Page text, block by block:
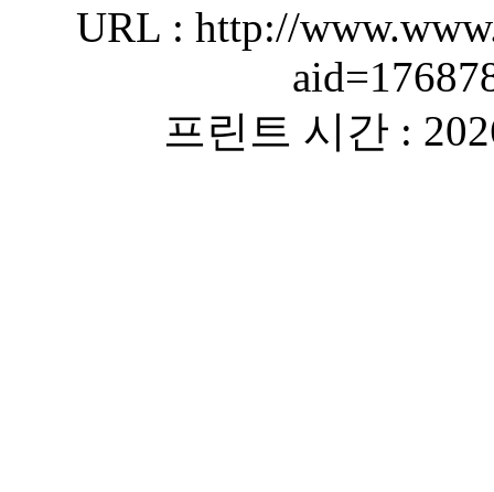
URL : http://
프린트 시간 :